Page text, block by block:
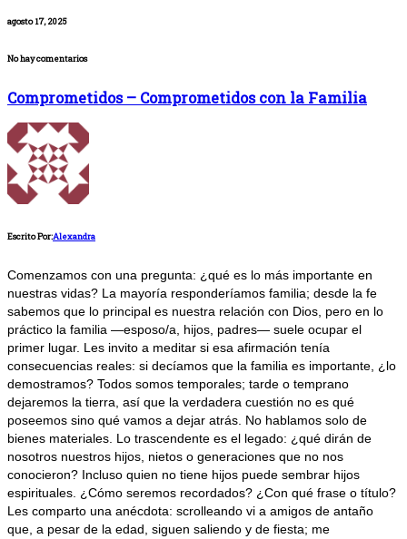
agosto 17, 2025
No hay comentarios
Comprometidos – Comprometidos con la Familia
Escrito Por:Alexandra
Comenzamos con una pregunta: ¿qué es lo más importante en
nuestras vidas? La mayoría responderíamos familia; desde la fe
sabemos que lo principal es nuestra relación con Dios, pero en lo
práctico la familia —esposo/a, hijos, padres— suele ocupar el
primer lugar. Les invito a meditar si esa afirmación tenía
consecuencias reales: si decíamos que la familia es importante, ¿lo
demostramos? Todos somos temporales; tarde o temprano
dejaremos la tierra, así que la verdadera cuestión no es qué
poseemos sino qué vamos a dejar atrás. No hablamos solo de
bienes materiales. Lo trascendente es el legado: ¿qué dirán de
nosotros nuestros hijos, nietos o generaciones que no nos
conocieron? Incluso quien no tiene hijos puede sembrar hijos
espirituales. ¿Cómo seremos recordados? ¿Con qué frase o título?
Les comparto una anécdota: scrolleando vi a amigos de antaño
que, a pesar de la edad, siguen saliendo y de fiesta; me